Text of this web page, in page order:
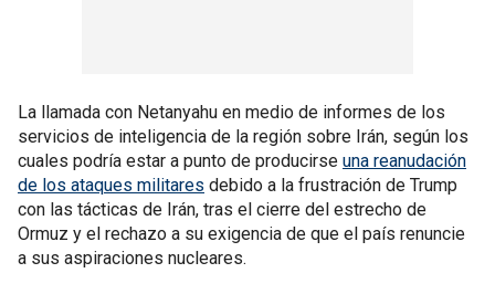
La llamada con Netanyahu en medio de informes de los
servicios de inteligencia de la región sobre Irán, según los
cuales podría estar a punto de producirse una reanudación
de los ataques militares debido a la frustración de Trump
con las tácticas de Irán, tras el cierre del estrecho de
Ormuz y el rechazo a su exigencia de que el país renuncie
a sus aspiraciones nucleares.